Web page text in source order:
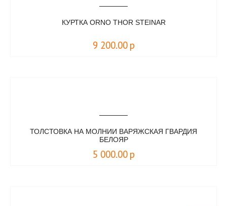
КУРТКА ORNO THOR STEINAR
9 200.00 р
ТОЛСТОВКА НА МОЛНИИ ВАРЯЖСКАЯ ГВАРДИЯ
БЕЛОЯР
5 000.00 р